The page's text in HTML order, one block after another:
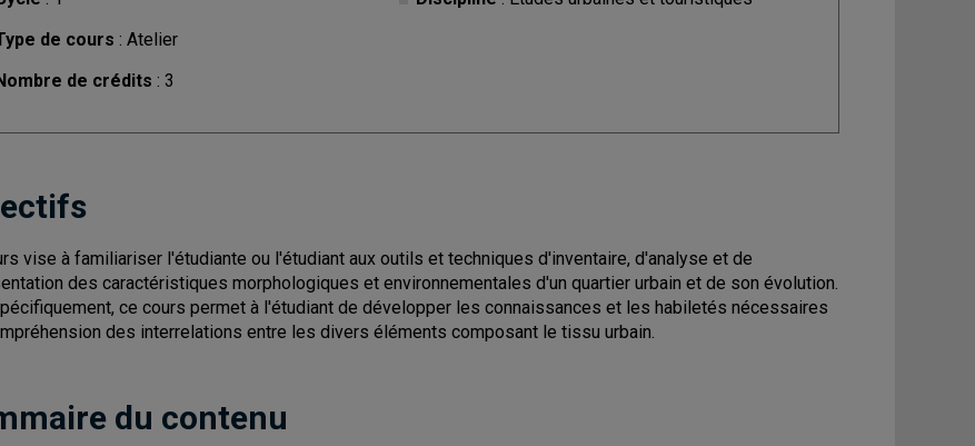
de cours : Atelier
de crédits : 3
vise à familiariser l'étudiante ou l'étudiant aux outils et techniques d'inventaire, d'analyse et de
des caractéristiques morphologiques et environnementales d'un quartier urbain et de son évolution.
ce cours permet à l'étudiant de développer les connaissances et les habiletés nécessaires
des interrelations entre les divers éléments composant le tissu urbain.
du contenu